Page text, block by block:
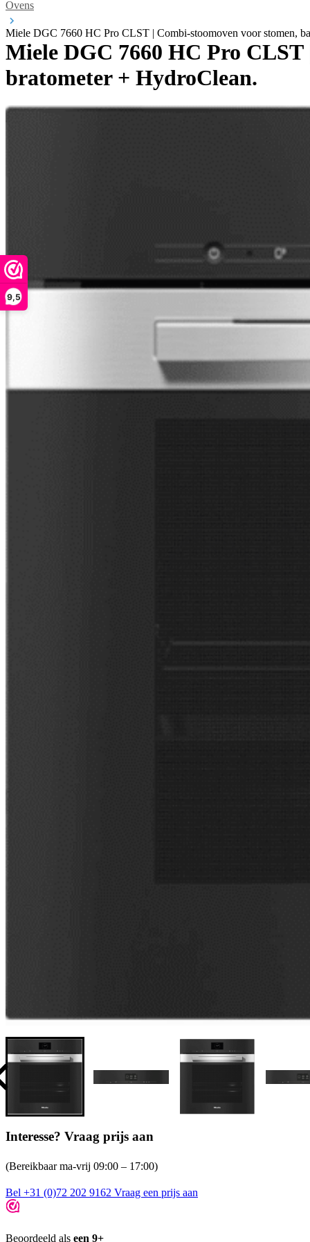
9,5
Ovens
Miele DGC 7660 HC Pro CLST | Combi-stoomoven voor stomen,
Miele DGC 7660 HC Pro
bratometer + HydroClean.
Interesse? Vraag prijs aan
(Bereikbaar ma-vrij 09:00 – 17:00)
Bel +31 (0)72 202 9162 Vraag een prijs aan
Beoordeeld als een 9+